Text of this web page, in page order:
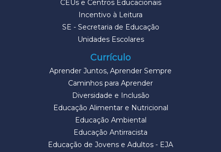
CEUs e Centros Educacionais
Incentivo à Leitura
SE - Secretaria de Educação
Unidades Escolares
Currículo
Aprender Juntos, Aprender Sempre
Caminhos para Aprender
Diversidade e Inclusão
Educação Alimentar e Nutricional
Educação Ambiental
Educação Antirracista
Educação de Jovens e Adultos - EJA